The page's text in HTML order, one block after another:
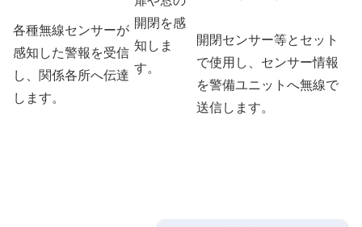
各種無線センサーが
感知した警報を受信
し、関係各所へ伝達
します。
開閉を感
知しま
す。
開閉センサー等とセット
で使用し、センサー情報
を警備ユニットへ無線で
送信します。